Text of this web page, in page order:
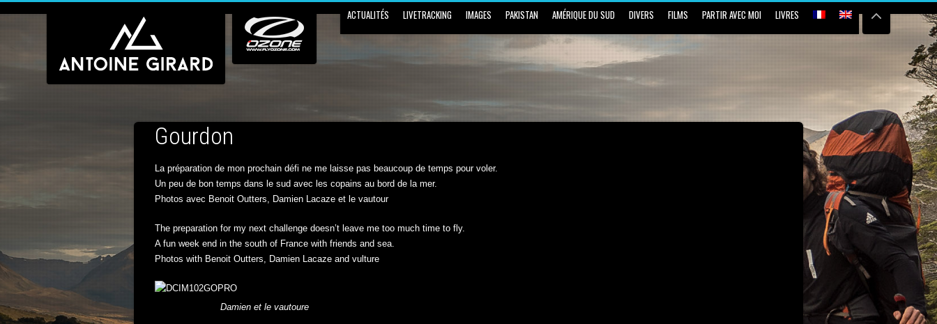
ACTUALITÉS LIVETRACKING IMAGES PAKISTAN AMÉRIQUE DU SUD DIVERS FILMS PARTIR AVEC MOI LIVRES
Gourdon
La préparation de mon prochain défi ne me laisse pas beaucoup de temps pour voler.
Un peu de bon temps dans le sud avec les copains au bord de la mer.
Photos avec Benoit Outters, Damien Lacaze et le vautour
The preparation for my next challenge doesn’t leave me too much time to fly.
A fun week end in the south of France with friends and sea.
Photos with Benoit Outters, Damien Lacaze and vulture
Damien et le vautoure